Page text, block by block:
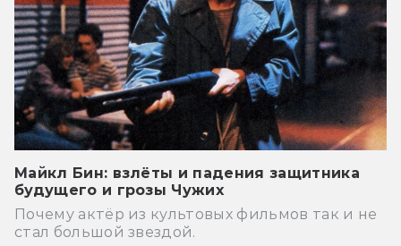
Майкл Бин: взлёты и падения защитника
будущего и грозы Чужих
Почему актёр из культовых фильмов так и не
стал большой звездой.